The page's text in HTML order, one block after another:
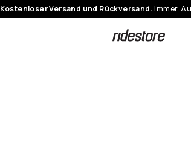
Kostenloser Versand und Rückversand.Immer.